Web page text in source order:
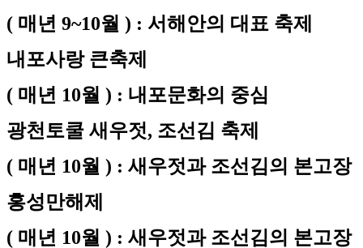
( 매년 9~10월 ) : 서해안의 대표 축제
내포사랑 큰축제
( 매년 10월 ) : 내포문화의 중심
광천토쿨 새우젓, 조선김 축제
( 매년 10월 ) : 새우젓과 조선김의 본고장
홍성만해제
( 매년 10월 ) : 새우젓과 조선김의 본고장